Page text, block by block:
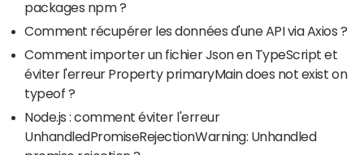
packages npm ?
Comment récupérer les données d'une API via Axios ?
Comment importer un fichier Json en TypeScript et
éviter l'erreur Property primaryMain does not exist on
typeof ?
Node.js : comment éviter l'erreur
UnhandledPromiseRejectionWarning: Unhandled